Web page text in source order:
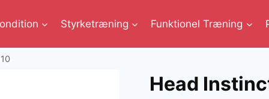
Styrketræning Funktionel Træning
Head